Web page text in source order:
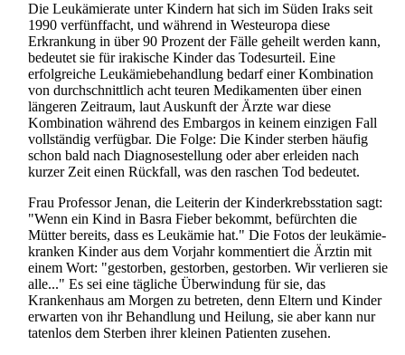
Die Leukämierate unter Kindern hat sich im Süden Iraks seit
1990 verfünffacht, und während in Westeuropa diese
Erkrankung in über 90 Prozent der Fälle geheilt werden kann,
bedeutet sie für irakische Kinder das Todesurteil. Eine
erfolgreiche Leukämie­behandlung bedarf einer Kombination
von durch­schnittlich acht teuren Medikamenten über einen
längeren Zeitraum, laut Auskunft der Ärzte war diese
Kombination während des Embargos in keinem einzigen Fall
vollständig verfügbar. Die Folge: Die Kinder sterben häufig
schon bald nach Diagnose­stellung oder aber erleiden nach
kurzer Zeit einen Rückfall, was den raschen Tod bedeutet.
Frau Professor Jenan, die Leiterin der Kinderkrebs­station sagt:
"Wenn ein Kind in Basra Fieber bekommt, befürchten die
Mütter bereits, dass es Leukämie hat." Die Fotos der leukämie­
kranken Kinder aus dem Vorjahr kommentiert die Ärztin mit
einem Wort: "gestorben, gestorben, gestorben. Wir verlieren sie
alle..." Es sei eine tägliche Überwindung für sie, das
Krankenhaus am Morgen zu betreten, denn Eltern und Kinder
erwarten von ihr Behandlung und Heilung, sie aber kann nur
tatenlos dem Sterben ihrer kleinen Patienten zusehen.